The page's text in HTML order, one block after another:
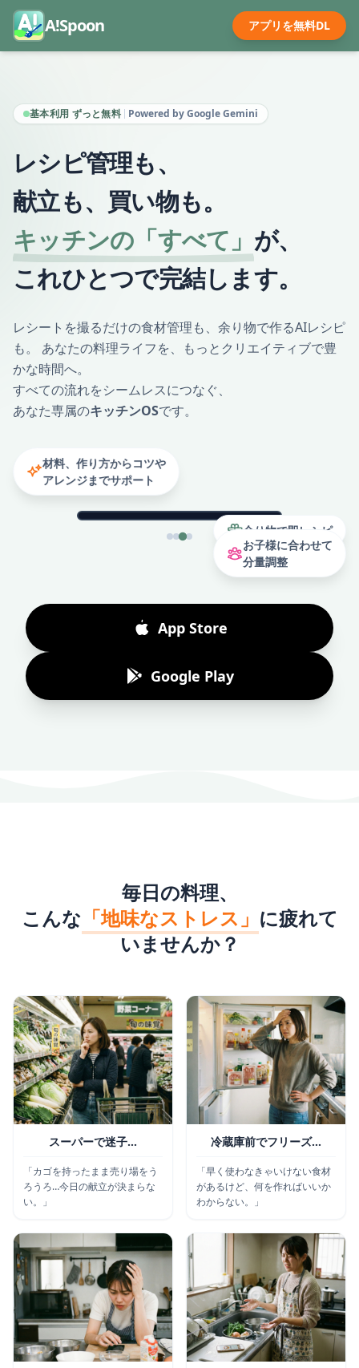
A!Spoon アプリを無料DL
基本利用 ずっと無料 Powered by Google Gemini
レシピ管理も、
献立も、買い物も。
キッチンの「すべて」 が、
これひとつで完結します。
レシートを撮るだけの食材管理も、余り物で作るAIレシピ
も。
あなたの料理ライフを、もっとクリエイティブで豊
かな時間へ。
すべての流れをシームレスにつなぐ、
あなた専属のキッチンOSです。
余り物で即レシピ
材料、作り方からコツや
アレンジまでサポート
お子様に合わせて
分量調整
App Store
Google Play
毎日の料理、
こんな 「地味なストレス」 に疲れて
いませんか？
スーパーで迷子…
「カゴを持ったまま売り場をう
ろうろ…今日の献立が決まらな
い。」
冷蔵庫前でフリーズ…
「早く使わなきゃいけない食材
があるけど、何を作ればいいか
わからない。」